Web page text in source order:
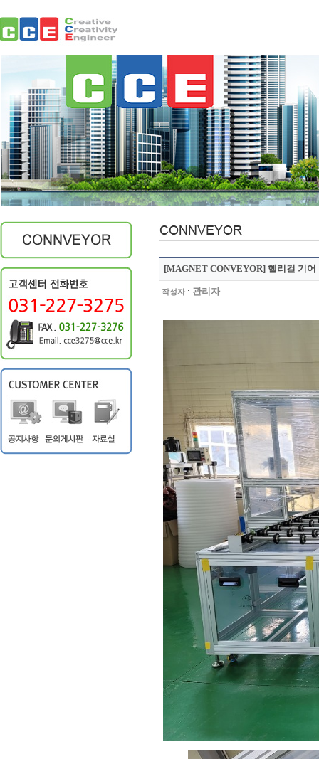
[MAGNET CONVEYOR] 헬리컬 기어
작성자 : 관리자